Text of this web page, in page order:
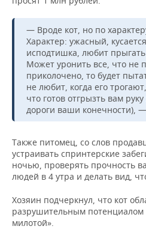
— Bpoдe кот, нo пo
Xаpактeр: ужacный,
иcподтишка, любит
Mожeт уpонить все, что нe
пpикoлочено, то будет
не любит, когдa eгo
что готов отгрызть вам
дороги ваши конечности),
Также питомец, со слов
устраивать спринтерские
ночью, проверять прочность
людей в 4 утра и делать вид,
Хозяин подчеркнул, что кот
разрушительным потенциалом
милотой».